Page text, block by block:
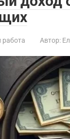
работа Автор: